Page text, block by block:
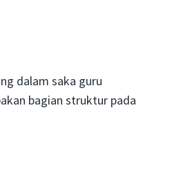
dalam saka guru
bagian struktur pada